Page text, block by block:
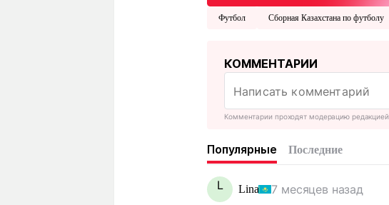
Футбол Сборная Казахстана по футболу
КОММЕНТАРИИ
Комментарии проходят модерацию редакцией
Популярные Последние
L Lina 7 месяцев назад